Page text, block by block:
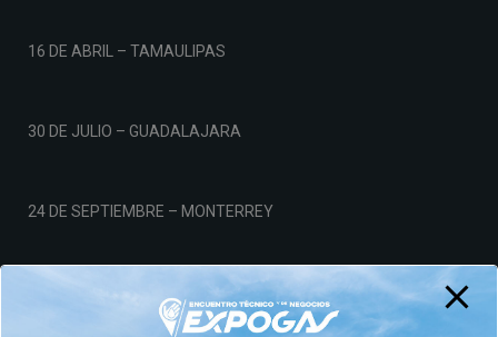
16 DE ABRIL – TAMAULIPAS
30 DE JULIO – GUADALAJARA
24 DE SEPTIEMBRE – MONTERREY